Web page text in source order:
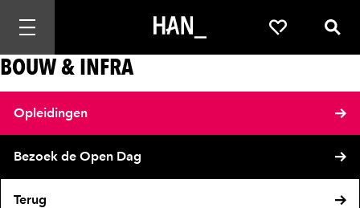
Mobiele navigatie openen Favorieten
BOUW & INFRA
Opleidingen
Bezoek de Open Dag
Terug